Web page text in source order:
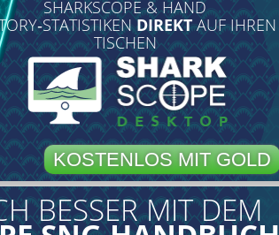
SHARKSCOPE & HAND
DIREKTAUF IHREN
TISCHEN
KOSTENLOS MIT GOLD
BESSER MIT DEM